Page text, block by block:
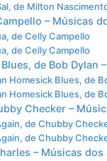
de Milton
– Músicas
de Celly Campello
de Celly Campello
de Bob Dylan
Homesick Blues, de
Homesick Blues, de
Checker –
de Chubby
de Chubby
– Músicas dos